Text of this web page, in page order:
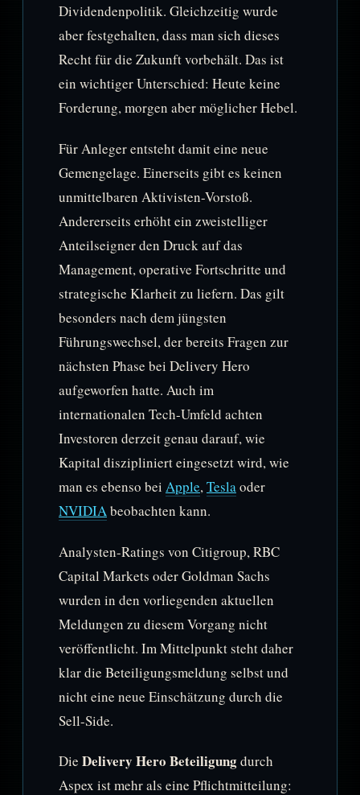
Dividendenpolitik. Gleichzeitig wurde
aber festgehalten, dass man sich dieses
Recht für die Zukunft vorbehält. Das ist
ein wichtiger Unterschied: Heute keine
Forderung, morgen aber möglicher Hebel.
Für Anleger entsteht damit eine neue
Gemengelage. Einerseits gibt es keinen
unmittelbaren Aktivisten-Vorstoß.
Andererseits erhöht ein zweistelliger
Anteilseigner den Druck auf das
Management, operative Fortschritte und
strategische Klarheit zu liefern. Das gilt
besonders nach dem jüngsten
Führungswechsel, der bereits Fragen zur
nächsten Phase bei Delivery Hero
aufgeworfen hatte. Auch im
internationalen Tech-Umfeld achten
Investoren derzeit genau darauf, wie
Kapital diszipliniert eingesetzt wird, wie
man es ebenso bei Apple,Teslaoder
NVIDIAbeobachten kann.
Analysten-Ratings von Citigroup, RBC
Capital Markets oder Goldman Sachs
wurden in den vorliegenden aktuellen
Meldungen zu diesem Vorgang nicht
veröffentlicht. Im Mittelpunkt steht daher
klar die Beteiligungsmeldung selbst und
nicht eine neue Einschätzung durch die
Sell-Side.
Die Delivery Hero Beteiligungdurch
Aspex ist mehr als eine Pflichtmitteilung: